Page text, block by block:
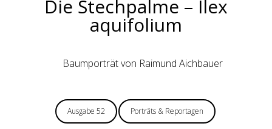
Die Stechpalme – Ilex
aquifolium
Baumporträt von Raimund Aichbauer
Ausgabe 52 Porträts & Reportagen